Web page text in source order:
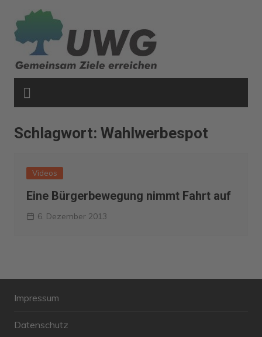
Inhalt
springen
Schlagwort: Wahlwerbespot
Videos
Eine Bürgerbewegung nimmt Fahrt auf
6. Dezember 2013
Impressum
Datenschutz